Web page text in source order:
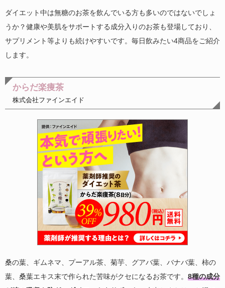
ダイエット中は無糖のお茶を飲んでいる方も多いのではないでしょ
うか？健康や美肌をサポートする成分入りのお茶も登場しており、
サプリメント等よりも続けやすいです。毎日飲みたい4商品をご紹介
します。
からだ楽痩茶
株式会社ファインエイド
桑の葉、ギムネマ、プーアル茶、菊芋、グアバ葉、バナバ葉、柿の
葉、桑葉エキス末で作られた苦味がクセになるお茶です。 8種の成分